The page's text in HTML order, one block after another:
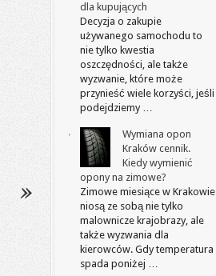
dla kupujących
Decyzja o zakupie
używanego samochodu to
nie tylko kwestia
oszczędności, ale także
wyzwanie, które może
przynieść wiele korzyści, jeśli
podejdziemy …
Wymiana opon
Kraków cennik.
Kiedy wymienić
opony na zimowe?
Zimowe miesiące w Krakowie
niosą ze sobą nie tylko
malownicze krajobrazy, ale
także wyzwania dla
kierowców. Gdy temperatura
spada poniżej …